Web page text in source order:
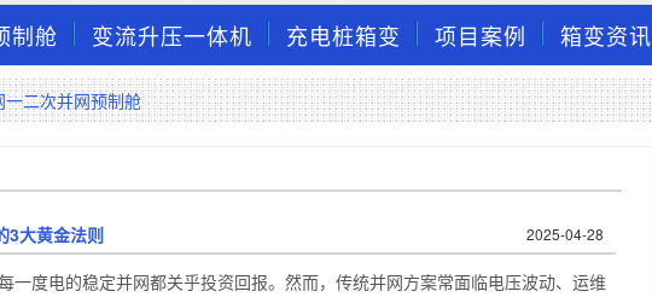
制舱 变流升压一体机 充电桩箱变 项目案例 箱变资讯
一二次并网预制舱
3大黄金法则 2025-04-28
一度电的稳定并网都关乎投资回报。然而，传统并网方案常面临电压波动、运维